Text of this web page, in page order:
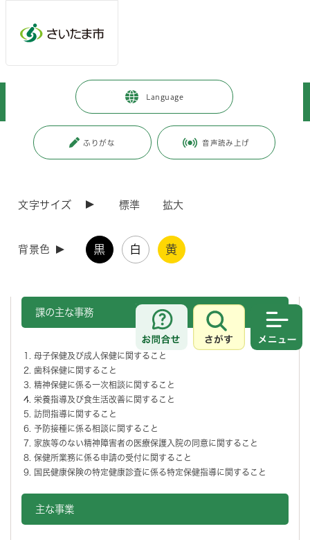
Language
ふりがな 音声読み上げ
文字サイズ 標準 拡大
背景色 黒 白 黄
お問合せ
さがす
浦和区 区政情報 > 区政について（総合）
健康福祉部
更新日付：2026年4月1日 / ページ番号：C040789
住所 〒330－0061 さいたま市浦和区常盤六丁目4番18号
保健センターでは、保健師、管理栄養士、歯科衛生士等が、市民の健康
課の主な事務
母子保健及び成人保健に関すること
歯科保健に関すること
精神保健に係る一次相談に関すること
栄養指導及び食生活改善に関すること
訪問指導に関すること
予防接種に係る相談に関すること
家族等のない精神障害者の医療保護入院の同意に関すること
保健所業務に係る申請の受付に関すること
国民健康保険の特定健康診査に係る特定保健指導に関すること
主な事業